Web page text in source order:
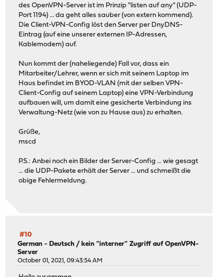
des OpenVPN-Server ist im Prinzip "listen auf any" (UDP-
Port 1194) ... da geht alles sauber (von extern kommend).
Die Client-VPN-Config löst den Server per DnyDNS-
Eintrag (auf eine unserer externen IP-Adressen,
Kablemodem) auf.
Nun kommt der (naheliegende) Fall vor, dass ein
Mitarbeiter/Lehrer, wenn er sich mit seinem Laptop im
Haus befindet im BYOD-VLAN (mit der selben VPN-
Client-Config auf seinem Laptop) eine VPN-Verbindung
aufbauen will, um damit eine gesicherte Verbindung ins
Verwaltung-Netz (wie von zu Hause aus) zu erhalten.
Grüße,
mscd
P.S.: Anbei noch ein Bilder der Server-Config ... wie gesagt
... die UDP-Pakete erhält der Server ... und schmeißt die
obige Fehlermeldung.
#10
German - Deutsch / kein "interner" Zugriff auf OpenVPN-
Server
October 01, 2021, 09:43:54 AM